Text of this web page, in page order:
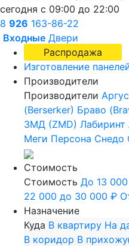
сегодня с 09:00 до 22:00
8 926 163-86-22
Входные Двери
Распродажа
Изготовление
Производители
Производители Аргус
(Berserker) Браво
ЗМД (ZMD) Лабиринт
Меги Персона Снедо
Стоимость
Стоимость До 13
22 000 до 30 000 ₽
Назначение
Куда В квартиру На
В коридор В